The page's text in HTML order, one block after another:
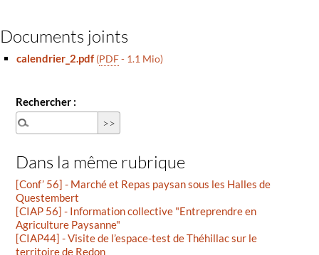
Documents joints
calendrier_2.pdf (PDF- 1.1 Mio)
Rechercher :
Dans la même rubrique
[Conf’ 56] - Marché et Repas paysan sous les Halles de
Questembert
[CIAP 56] - Information collective "Entreprendre en
Agriculture Paysanne"
[CIAP44] - Visite de l’espace-test de Théhillac sur le
territoire de Redon